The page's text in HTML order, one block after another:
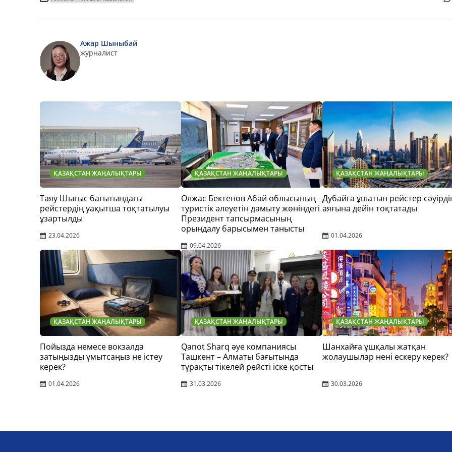
Ажар Шыныбай
журналист
ҚАЗАҚСТАН ЖАҢАЛЫҚТАРЫ
Таяу Шығыс бағытындағы
рейстердің уақытша тоқтатылуы
ұзартылды
23.04.2026
ҚАЗАҚСТАН ЖАҢАЛЫҚТАРЫ
Олжас Бектенов Абай облысының
туристік әлеуетін дамыту жөніндегі
Президент тапсырмасының
орындалу барысымен танысты
09.04.2026
ҚАЗАҚСТАН ЖАҢАЛЫҚТАРЫ
Дубайға ұшатын рейстер
аяғына дейін тоқтатады
01.04.2026
ҚАЗАҚСТАН ЖАҢАЛЫҚТАРЫ
Пойызда немесе вокзалда
затыңызды ұмытсаңыз не істеу
керек?
01.04.2026
ҚАЗАҚСТАН ЖАҢАЛЫҚТАРЫ
Qanot Sharq әуе компаниясы
Ташкент – Алматы бағытында
тұрақты тікелей рейсті іске қосты
31.03.2026
ҚАЗАҚСТАН ЖАҢАЛЫҚТАРЫ
Шанхайға ұшқалы жатқан
жолаушылар нені ескеру керек?
30.03.2026